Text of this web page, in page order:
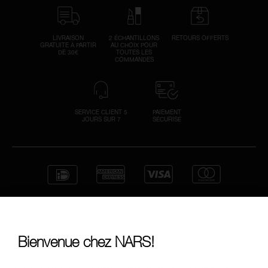
LIVRAISON
GRATUITE À PARTIR
DE 30€
2 ÉCHANTILLONS
AU CHOIX POUR
TOUTES LES
COMMANDES
RETOURS OFFERTS
SERVICE CLIENT 5
JOURS SUR 7
PAIEMENT
SÉCURISÉ
Bienvenue chez NARS!